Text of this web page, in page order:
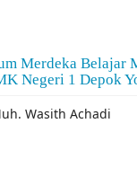
Merdeka Belajar
Negeri 1 Depok
Wasith Achadi